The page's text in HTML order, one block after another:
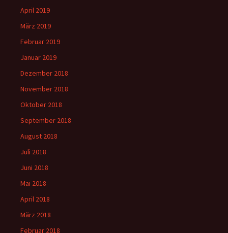
April 2019
März 2019
Februar 2019
Januar 2019
Dezember 2018
November 2018
Oktober 2018
September 2018
August 2018
Juli 2018
Juni 2018
Mai 2018
April 2018
März 2018
Februar 2018